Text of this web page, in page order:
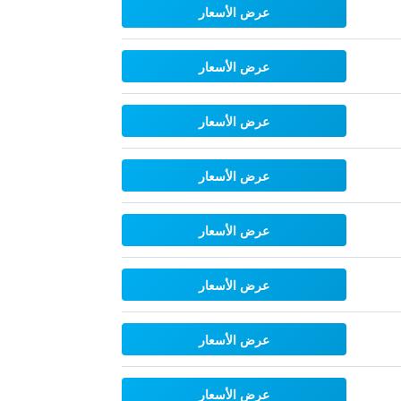
عرض الأسعار
عرض الأسعار
عرض الأسعار
عرض الأسعار
عرض الأسعار
عرض الأسعار
عرض الأسعار
عرض الأسعار